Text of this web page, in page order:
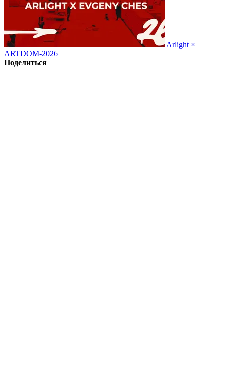
Arlight ×
ARTDOM-2026
Поделиться